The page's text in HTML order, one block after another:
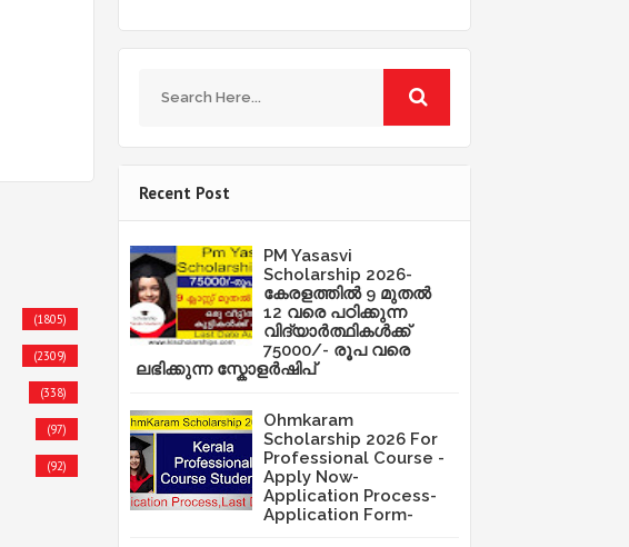
(1805)
(2309)
(338)
(97)
(92)
Recent Post
PM Yasasvi
Scholarship 2026-
കേരളത്തിൽ 9 മുതൽ
12 വരെ പഠിക്കുന്ന
വിദ്യാർത്ഥികൾക്ക്
75000/- രൂപ വരെ
ലഭിക്കുന്ന സ്കോളർഷിപ്
Ohmkaram
Scholarship 2026 For
Professional Course -
Apply Now-
Application Process-
Application Form-